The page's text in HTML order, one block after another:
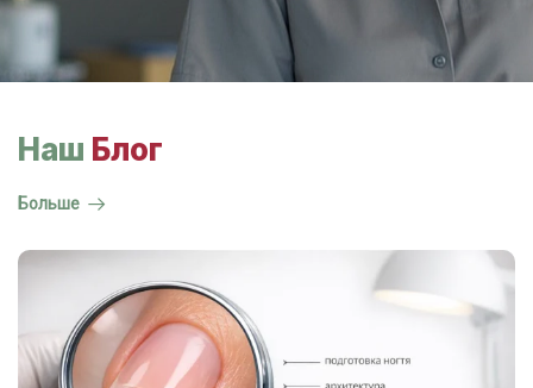
Наш Блог
Больше